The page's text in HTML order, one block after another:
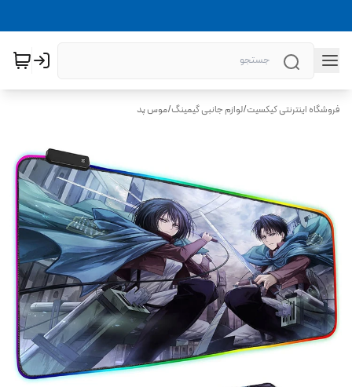
فروشگاه اینترنتی کیکسیت/لوازم جانبی گیمینگ/موس پد